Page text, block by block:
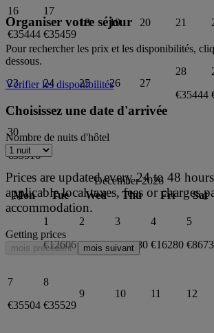
16
€35444
17
€35459
18 19 20 21
23 24 25 26 27
28
€35444
30
€35516
December 2026
Mon
Tue Wed Thu Fri Sat
1
€12606
2
€35490
3
€16280
4
€16280
5
€8673
7
€35504
8
€35529
9 10 11 12
Organiser votre séjour
Pour rechercher les prix et les disponibilités,
dessous.
Vérifier les disponibilités
Choisissez une date d'arrivée
Nombre de nuits d'hôtel
Prices are updated every 24 to 48
applicable local taxes, fees or charges
accommodation.
Getting prices
mois précédent mois suivant